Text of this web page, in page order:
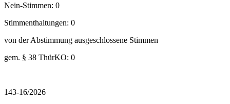
Nein-Stimmen: 0
Stimmenthaltungen: 0
von der Abstimmung ausgeschlossene Stimmen
gem. § 38 ThürKO: 0
143-16/2026